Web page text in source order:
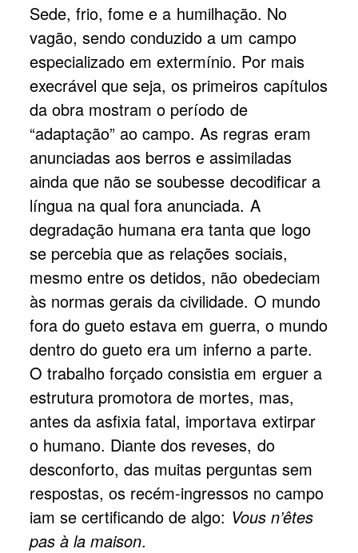
Sede, frio, fome e a humilhação. No
vagão, sendo conduzido a um campo
especializado em extermínio. Por mais
execrável que seja, os primeiros capítulos
da obra mostram o período de
“adaptação” ao campo. As regras eram
anunciadas aos berros e assimiladas
ainda que não se soubesse decodificar a
língua na qual fora anunciada. A
degradação humana era tanta que logo
se percebia que as relações sociais,
mesmo entre os detidos, não obedeciam
às normas gerais da civilidade. O mundo
fora do gueto estava em guerra, o mundo
dentro do gueto era um inferno a parte.
O trabalho forçado consistia em erguer a
estrutura promotora de mortes, mas,
antes da asfixia fatal, importava extirpar
o humano. Diante dos reveses, do
desconforto, das muitas perguntas sem
respostas, os recém-ingressos no campo
iam se certificando de algo: Vous n’êtes
pas à la maison.